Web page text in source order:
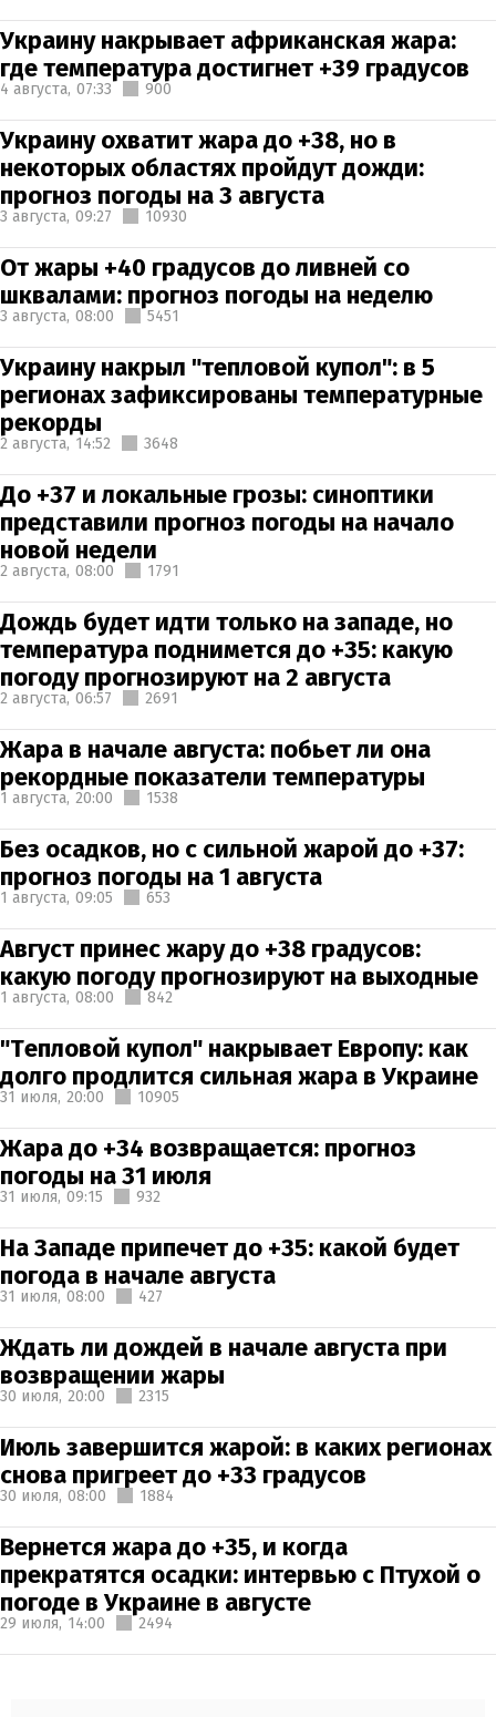
Украину накрывает африканская жара:
где температура достигнет +39 градусов
4 августа, 07:33 900
Украину охватит жара до +38, но в
некоторых областях пройдут дожди:
прогноз погоды на 3 августа
3 августа, 09:27 10930
От жары +40 градусов до ливней со
шквалами: прогноз погоды на неделю
3 августа, 08:00 5451
Украину накрыл "тепловой купол": в 5
регионах зафиксированы температурные
рекорды
2 августа, 14:52 3648
До +37 и локальные грозы: синоптики
представили прогноз погоды на начало
новой недели
2 августа, 08:00 1791
Дождь будет идти только на западе, но
температура поднимется до +35: какую
погоду прогнозируют на 2 августа
2 августа, 06:57 2691
Жара в начале августа: побьет ли она
рекордные показатели температуры
1 августа, 20:00 1538
Без осадков, но с сильной жарой до +37:
прогноз погоды на 1 августа
1 августа, 09:05 653
Август принес жару до +38 градусов:
какую погоду прогнозируют на выходные
1 августа, 08:00 842
"Тепловой купол" накрывает Европу: как
долго продлится сильная жара в Украине
31 июля, 20:00 10905
Жара до +34 возвращается: прогноз
погоды на 31 июля
31 июля, 09:15 932
На Западе припечет до +35: какой будет
погода в начале августа
31 июля, 08:00 427
Ждать ли дождей в начале августа при
возвращении жары
30 июля, 20:00 2315
Июль завершится жарой: в каких регионах
снова пригреет до +33 градусов
30 июля, 08:00 1884
Вернется жара до +35, и когда
прекратятся осадки: интервью с Птухой о
погоде в Украине в августе
29 июля, 14:00 2494